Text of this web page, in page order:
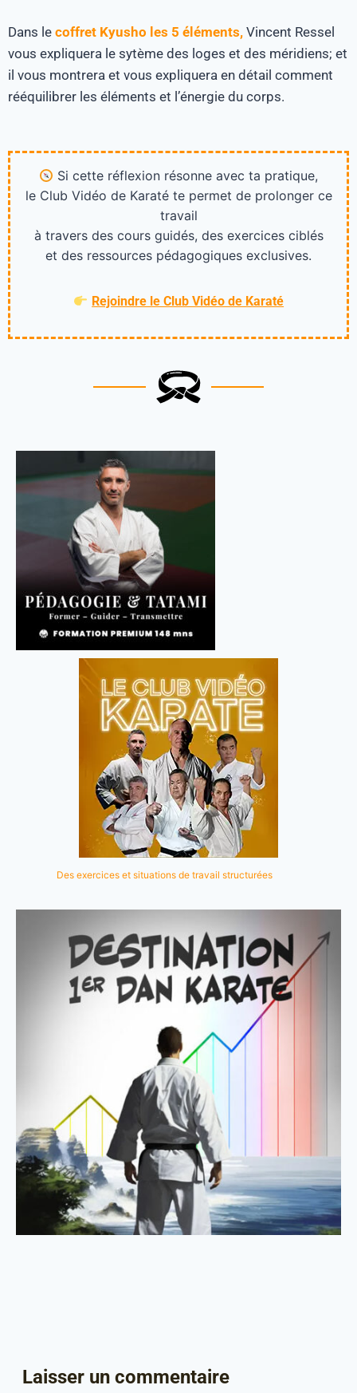
Dans le coffret Kyusho les 5 éléments, Vincent Ressel
vous expliquera le sytème des loges et des méridiens; et
il vous montrera et vous expliquera en détail comment
rééquilibrer les éléments et l’énergie du corps.
Si cette réflexion résonne avec ta pratique,
le Club Vidéo de Karaté te permet de prolonger ce
travail
à travers des cours guidés, des exercices ciblés
et des ressources pédagogiques exclusives.
Rejoindre le Club Vidéo de Karaté
Des exercices et situations de travail structurées
Laisser un commentaire